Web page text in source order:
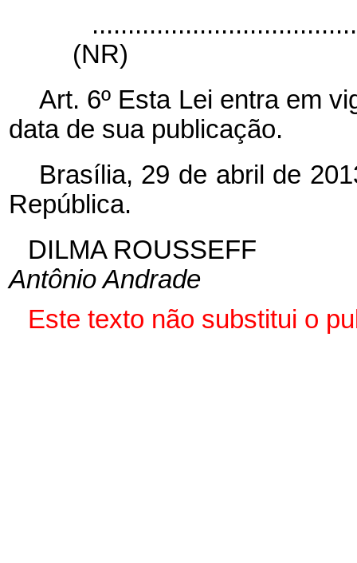
(NR)
Art. 6º Esta Lei entra em
data de sua publicação.
Brasília, 29 de abril de
República.
DILMA ROUSSEFF
Antônio Andrade
Este texto não substitui o